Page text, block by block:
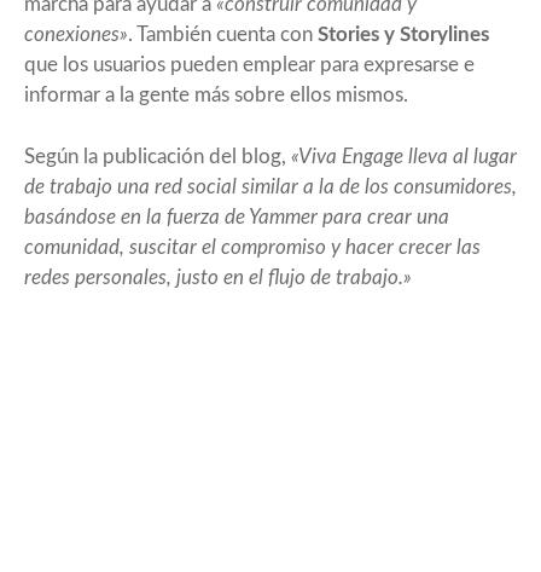
marcha para ayudar a «construir comunidad y
conexiones». También cuenta con Stories y Storylines
que los usuarios pueden emplear para expresarse e
informar a la gente más sobre ellos mismos.
Según la publicación del blog, «Viva Engage lleva al lugar
de trabajo una red social similar a la de los consumidores,
basándose en la fuerza de Yammer para crear una
comunidad, suscitar el compromiso y hacer crecer las
redes personales, justo en el flujo de trabajo.»